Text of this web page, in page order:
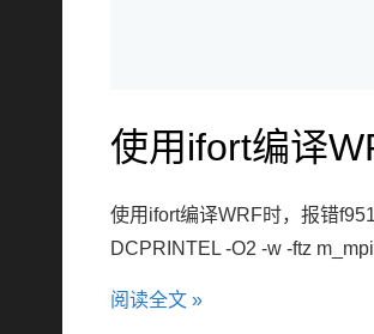
使用ifort编译
使用ifort编译WRF时，报错
DCPRINTEL -O2 -w -ftz
阅读全文 »